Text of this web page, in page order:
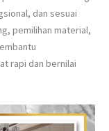
dan sesuai
pemilihan material,
rapi dan bernilai